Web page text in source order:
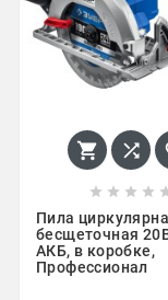
 
   
Пила
бесщеточная
АКБ, в коробке,
Профессионал